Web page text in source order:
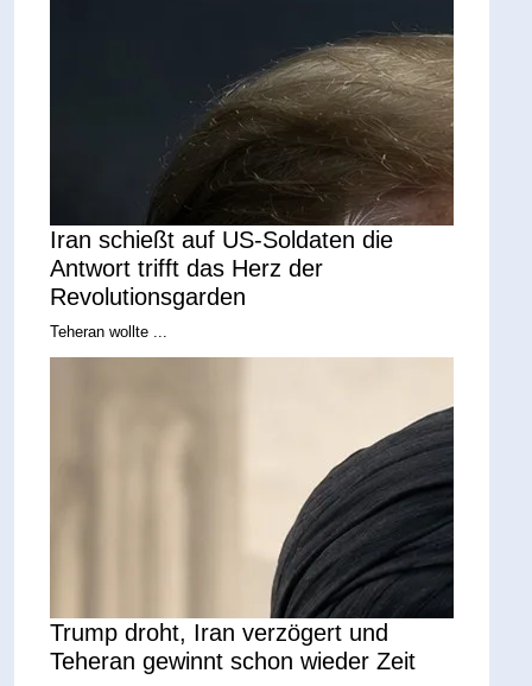
Iran schießt auf US-Soldaten die
Antwort trifft das Herz der
Revolutionsgarden
Teheran wollte ...
Trump droht, Iran verzögert und
Teheran gewinnt schon wieder Zeit